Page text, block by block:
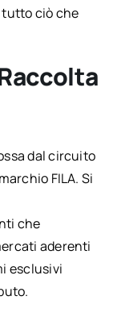
ciò che
dal circuito
FILA. Si
che
aderenti
esclusivi